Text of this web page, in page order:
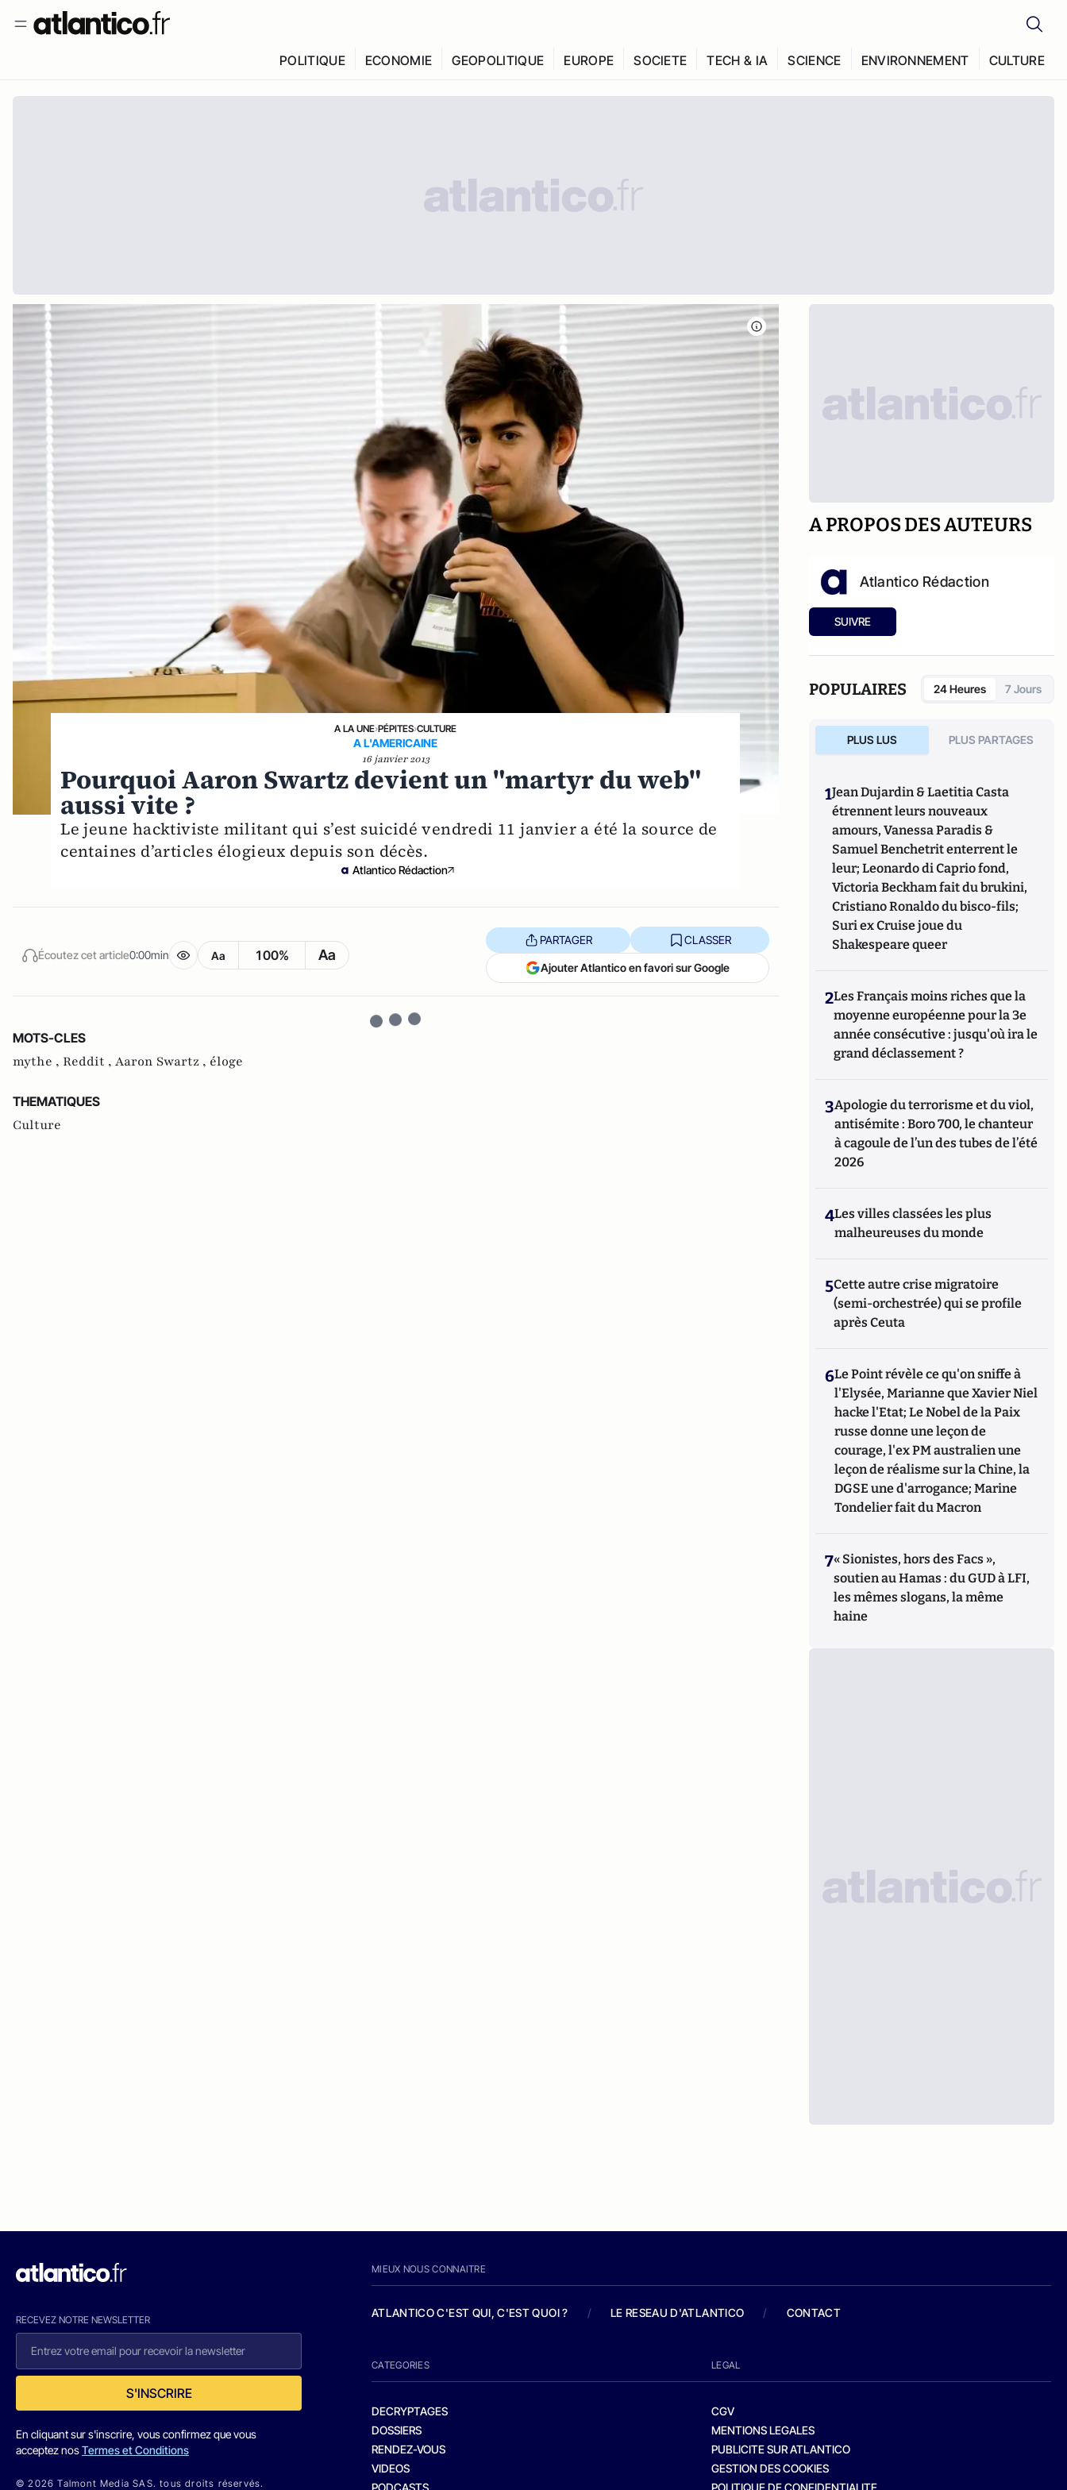
POLITIQUE ECONOMIE GEOPOLITIQUE EUROPE SOCIETE TECH & IA SCIENCE ENVIRONNEMENT CULTURE
A LA UNE›PÉPITES›CULTURE
A L'AMERICAINE
16 janvier 2013
Pourquoi Aaron Swartz devient un "martyr du web"
aussi vite ?
Le jeune hacktiviste militant qui s’est suicidé vendredi 11 janvier a été la source de
centaines d’articles élogieux depuis son décès.
Atlantico Rédaction
Écoutez cet article0:00min Aa 100% Aa
PARTAGER CLASSER
Ajouter Atlantico en favori sur Google
MOTS-CLES
mythe , Reddit , Aaron Swartz , éloge
THEMATIQUES
Culture
A PROPOS DES AUTEURS
Atlantico Rédaction
SUIVRE
POPULAIRES 24 Heures 7 Jours
PLUS LUS PLUS PARTAGES
1Jean Dujardin & Laetitia Casta
étrennent leurs nouveaux
amours, Vanessa Paradis &
Samuel Benchetrit enterrent le
leur; Leonardo di Caprio fond,
Victoria Beckham fait du brukini,
Cristiano Ronaldo du bisco-fils;
Suri ex Cruise joue du
Shakespeare queer
2Les Français moins riches que la
moyenne européenne pour la 3e
année consécutive : jusqu'où ira le
grand déclassement ?
3Apologie du terrorisme et du viol,
antisémite : Boro 700, le chanteur
à cagoule de l’un des tubes de l’été
2026
4Les villes classées les plus
malheureuses du monde
5Cette autre crise migratoire
(semi-orchestrée) qui se profile
après Ceuta
6Le Point révèle ce qu'on sniffe à
l'Elysée, Marianne que Xavier Niel
hacke l'Etat; Le Nobel de la Paix
russe donne une leçon de
courage, l'ex PM australien une
leçon de réalisme sur la Chine, la
DGSE une d'arrogance; Marine
Tondelier fait du Macron
7« Sionistes, hors des Facs »,
soutien au Hamas : du GUD à LFI,
les mêmes slogans, la même
haine
RECEVEZ NOTRE NEWSLETTER
S'INSCRIRE
En cliquant sur s'inscrire, vous confirmez que vous
acceptez nosTermes et Conditions
© 2026 Talmont Media SAS. tous droits réservés.
MIEUX NOUS CONNAITRE
ATLANTICO C'EST QUI, C'EST QUOI ? / LE RESEAU D'ATLANTICO / CONTACT
CATEGORIES
DECRYPTAGES
DOSSIERS
RENDEZ-VOUS
VIDEOS
PODCASTS
LEGAL
CGV
MENTIONS LEGALES
PUBLICITE SUR ATLANTICO
GESTION DES COOKIES
POLITIQUE DE CONFIDENTIALITE